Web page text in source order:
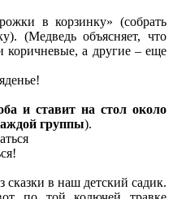
в корзинку» (собрать
(Медведь объясняет, что
коричневые, а другие – еще
и ставит на стол около
группы).
в наш детский садик.